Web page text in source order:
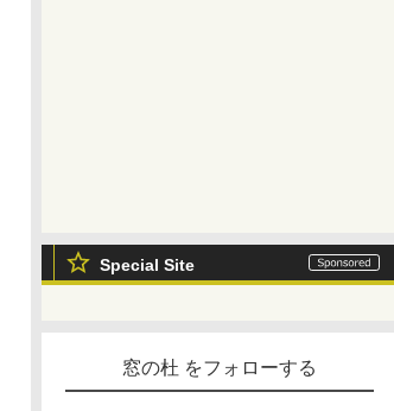
Special Site
窓の杜 をフォローする